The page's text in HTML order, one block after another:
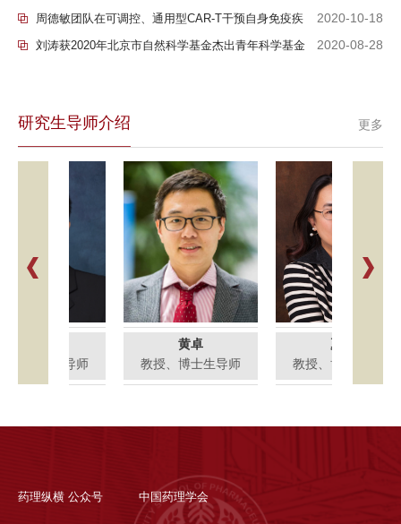
修饰
2020-10-18
周德敏团队在可调控、通用型CAR-T干预自身免疫疾
病和肿瘤的研究方面取得进展
2020-08-28
刘涛获2020年北京市自然科学基金杰出青年科学基金
更多
研究生导师介绍
博士生导师
黄卓
教授、博士生导师
夏青
教授、博士生导师
药理纵横 公众号 中国药理学会